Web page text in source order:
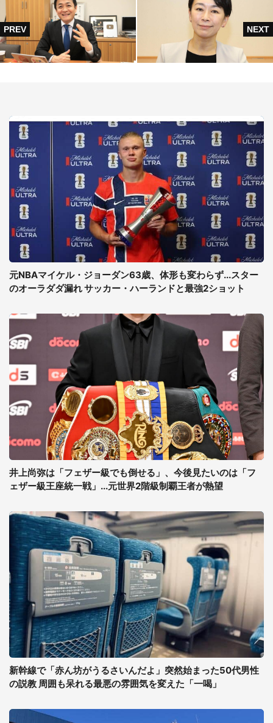
元NBAマイケル・ジョーダン63歳、体形も変わらず...スター
のオーラダダ漏れ サッカー・ハーランドと最強2ショット
井上尚弥は「フェザー級でも倒せる」、今後見たいのは「フ
ェザー級王座統一戦」...元世界2階級制覇王者が熱望
新幹線で「赤ん坊がうるさいんだよ」突然始まった50代男性
の説教 周囲も呆れる最悪の雰囲気を変えた「一喝」